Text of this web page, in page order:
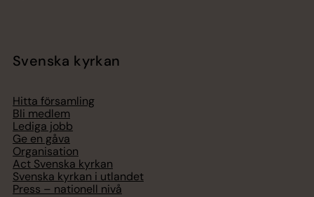
Svenska kyrkan
Hitta församling
Bli medlem
Lediga jobb
Ge en gåva
Organisation
Act Svenska kyrkan
Svenska kyrkan i utlandet
Press – nationell nivå